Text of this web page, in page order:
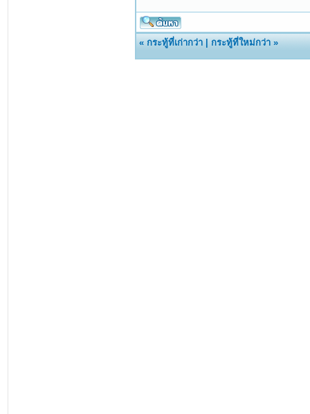
«กระทู้ที่เก่ากว่า |กระทู้ที่ใหม่กว่า »